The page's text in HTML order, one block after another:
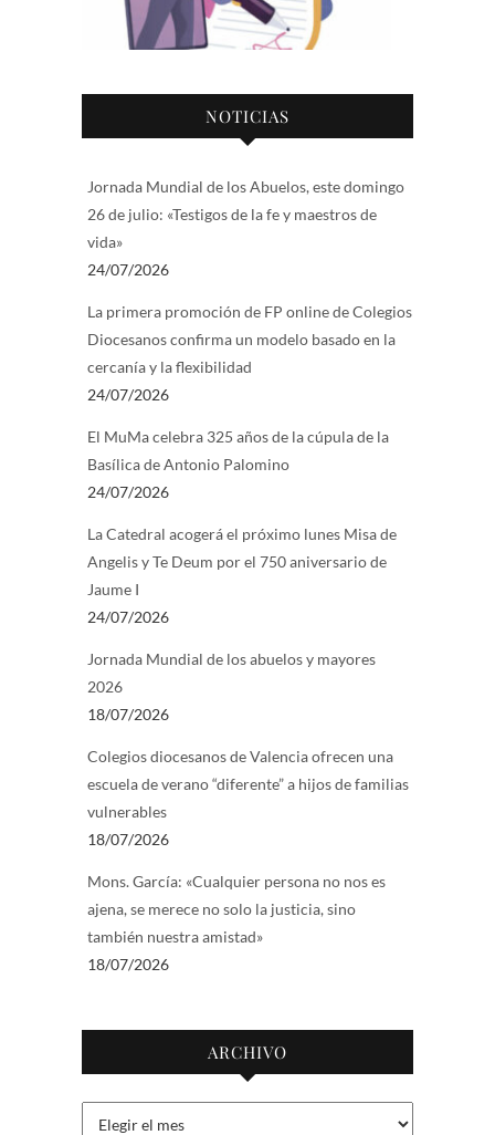
NOTICIAS
Jornada Mundial de los Abuelos, este domingo
26 de julio: «Testigos de la fe y maestros de
vida»
24/07/2026
La primera promoción de FP online de Colegios
Diocesanos confirma un modelo basado en la
cercanía y la flexibilidad
24/07/2026
El MuMa celebra 325 años de la cúpula de la
Basílica de Antonio Palomino
24/07/2026
La Catedral acogerá el próximo lunes Misa de
Angelis y Te Deum por el 750 aniversario de
Jaume I
24/07/2026
Jornada Mundial de los abuelos y mayores
2026
18/07/2026
Colegios diocesanos de Valencia ofrecen una
escuela de verano “diferente” a hijos de familias
vulnerables
18/07/2026
Mons. García: «Cualquier persona no nos es
ajena, se merece no solo la justicia, sino
también nuestra amistad»
18/07/2026
ARCHIVO